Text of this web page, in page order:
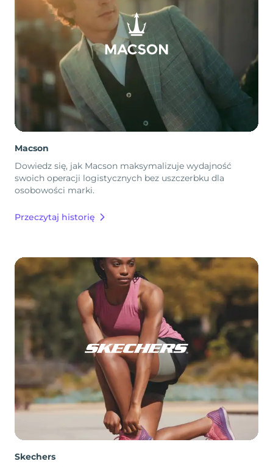
Macson
Dowiedz się, jak Macson maksymalizuje wydajność
swoich operacji logistycznych bez uszczerbku dla
osobowości marki.
Przeczytaj historię
Skechers